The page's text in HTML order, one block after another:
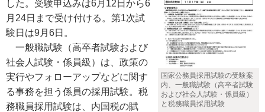
国家公務員採用試験の受験案
内、一般職試験（高卒者試験
および社会人試験・係員級）
と税務職員採用試験
した。受験申込みは6月12日から6
月24日まで受け付ける。第1次試
験日は9月6日。
一般職試験（高卒者試験および
社会人試験・係員級）は、政策の
実行やフォローアップなどに関す
る事務を担う係員の採用試験。税
務職員採用試験は、内国税の賦